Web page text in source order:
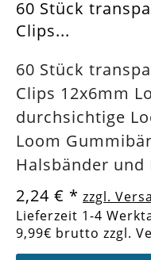
60 Stück
Clips...
60 Stück
Clips 12x6mm
durchsichtige
Loom
Halsbänder und
2,24 € * zzgl.
Lieferzeit 1-4
9,99€ brutto zzgl.